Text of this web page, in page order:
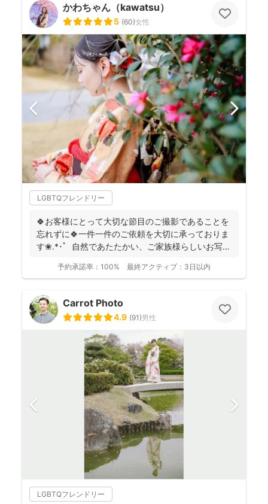
かわちゃん（kawatsu）
5 (60)女性
LGBTQフレンドリー
🍀お客様にとって大切な節目のご撮影であることを
忘れずに🍀一件一件のご依頼を大切に承っておりま
す❀.*･ﾟ 自然であたたかい、ご家族様らしいお写真
予約承諾率： 100% 最終アクティブ： 3日以内
Carrot Photo
4.9 (91)男性
LGBTQフレンドリー